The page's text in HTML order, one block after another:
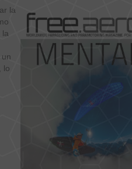
la
la
lo